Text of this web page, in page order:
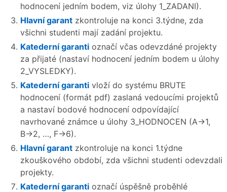
hodnocení jedním bodem, viz úlohy 1_ZADANI).
Hlavní garant zkontroluje na konci 3.týdne, zda
všichni studenti mají zadání projektu.
Katederní garanti označí včas odevzdáné projekty
za přijaté (nastaví hodnocení jedním bodem u úlohy
2_VYSLEDKY).
Katederní garanti vloží do systému BRUTE
hodnocení (formát pdf) zaslaná vedoucími projektů
a nastaví bodové hodnocení odpovídající
navrhované známce u úlohy 3_HODNOCEN (A→1,
B→2, …, F→6).
Hlavní garant zkontroluje na konci 1.týdne
zkouškového období, zda všichni studenti odevzdali
projekty.
Katederní garanti označí úspěšně proběhlé